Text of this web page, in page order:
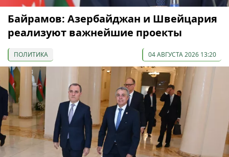
Байрамов: Азербайджан и Швейцария
реализуют важнейшие проекты
ПОЛИТИКА 04 АВГУСТА 2026 13:20